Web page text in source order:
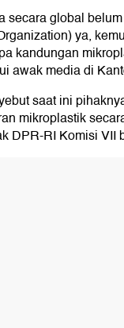
secara global
ya,
kandungan
awak media di
saat ini
mikroplastik
DPR-RI Komisi VII